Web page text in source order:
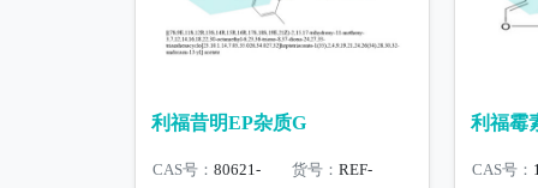
利福昔明EP杂质G
CAS号： 80621-
货号： REF-
利福霉
CAS号：